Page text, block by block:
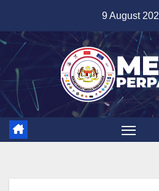
content
9 August